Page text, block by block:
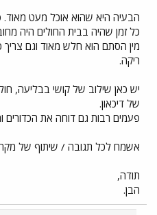
הבעיה היא שהוא אוכל מעט מאוד. סדר גודל של
כל זמן שהיה בבית החולים היה
מין הסתם הוא חלש מאוד וגם
ריקה.
יש כאן שילוב של קושי בבליעה,
של דיכאון.
פעמים רבות גם דוחה את הכדורים
אשמח לכל תגובה / שיתוף של
תודה,
הבן.